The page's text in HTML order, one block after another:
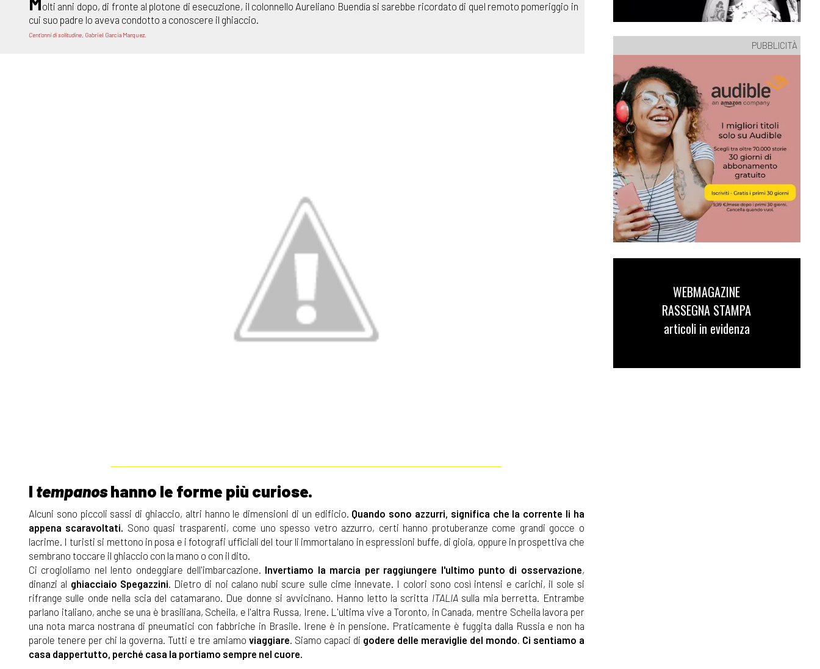
olti anni dopo, di fronte al plotone di esecuzione, il colonnello Aureliano Buendía si sarebbe ricordato di quel remoto pomeriggio in
cui suo padre lo aveva condotto a conoscere il ghiaccio.
Cent'anni di solitudine, Gabriel Garcia Marquez.
I tempanoshanno le forme più curiose.
Alcuni sono piccoli sassi di ghiaccio, altri hanno le dimensioni di un edificio. Quando sono azzurri, significa che la corrente li ha
appena scaravoltati. Sono quasi trasparenti, come uno spesso vetro azzurro, certi hanno protuberanze come grandi gocce o
lacrime. I turisti si mettono in posa e i fotografi ufficiali del tour li immortalano in espressioni buffe, di gioia, oppure in prospettiva che
sembrano toccare il ghiaccio con la mano o con il dito.
Ci crogioliamo nel lento ondeggiare dell'imbarcazione. Invertiamo la marcia per raggiungere l'ultimo punto di osservazione,
dinanzi al ghiacciaio Spegazzini. Dietro di noi calano nubi scure sulle cime innevate. I colori sono così intensi e carichi, il sole si
rifrange sulle onde nella scia del catamarano. Due donne si avvicinano. Hanno letto la scritta ITALIAsulla mia berretta. Entrambe
parlano italiano, anche se una è brasiliana, Scheila, e l'altra Russa, Irene. L'ultima vive a Toronto, in Canada, mentre Scheila lavora per
una nota marca nostrana di pneumatici con fabbriche in Brasile. Irene è in pensione. Praticamente è fuggita dalla Russia e non ha
parole tenere per chi la governa. Tutti e tre amiamo viaggiare. Siamo capaci di godere delle meraviglie del mondo. Ci sentiamo a
casa dappertutto, perché casa la portiamo sempre nel cuore.
PUBBLICITÀ
WEBMAGAZINE
RASSEGNA STAMPA
articoli in evidenza